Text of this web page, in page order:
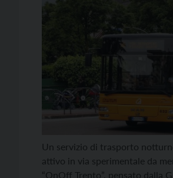
Un servizio di trasporto
attivo in via sperimentale da
“OnOff Trento”, pensato dalla